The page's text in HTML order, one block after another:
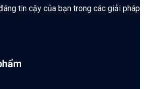
tin cậy của bạn trong các giải pháp